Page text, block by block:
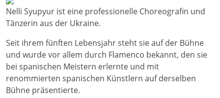
Nelli Syupyur ist eine professionelle Choreografin und
Tänzerin aus der Ukraine.
Seit ihrem fünften Lebensjahr steht sie auf der Bühne
und wurde vor allem durch Flamenco bekannt, den sie
bei spanischen Meistern erlernte und mit
renommierten spanischen Künstlern auf derselben
Bühne präsentierte.